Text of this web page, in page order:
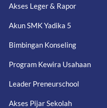
Akses Leger & Rapor
Akun SMK Yadika 5
Bimbingan Konseling
Program Kewira Usahaan
Leader Preneurschool
Akses Pijar Sekolah